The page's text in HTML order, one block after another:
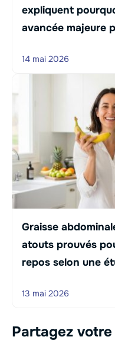
expliquent
avancée majeure
14 mai 2026
Graisse
atouts prouvés
repos selon une
13 mai 2026
Partagez